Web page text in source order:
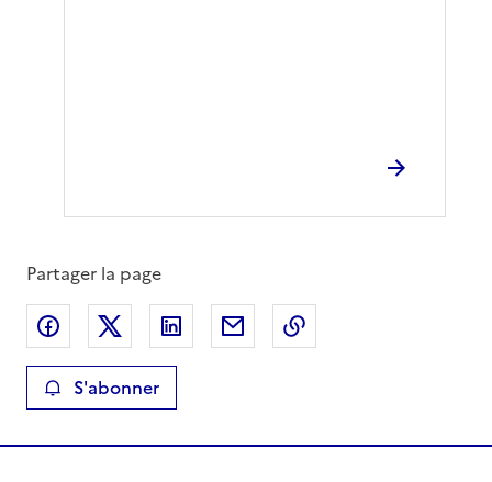
Partager la page
Partager sur Facebook
Partager sur XPartager sur LinkedIn
Partager par email
S'abonner